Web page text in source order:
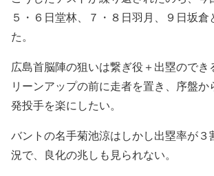
５・６日堂林、７・８日羽月、９日坂倉
た。
広島首脳陣の狙いは繋ぎ役＋出塁のでき
リーンアップの前に走者を置き、序盤
発投手を楽にしたい。
バントの名手菊池涼はしかし出塁率が３
況で、良化の兆しも見られない。